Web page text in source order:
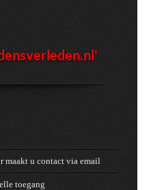
erleden.nl'
maakt u contact via email
toegang